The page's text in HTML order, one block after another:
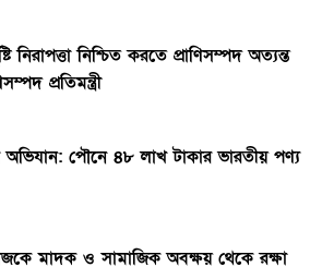
নিরাপত্তা নিশ্চিত করতে প্রাণিসম্পদ অত্যন্ত
প্রতিমন্ত্রী
অভিযান: পৌনে ৪৮ লাখ টাকার ভারতীয় পণ্য
মাদক ও সামাজিক অবক্ষয় থেকে রক্ষা